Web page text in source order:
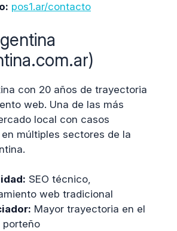
pos1.ar/contacto
con 20 años de trayectoria
web. Una de las más
local con casos
múltiples sectores de la
SEO técnico,
web tradicional
Mayor trayectoria en el
porteño